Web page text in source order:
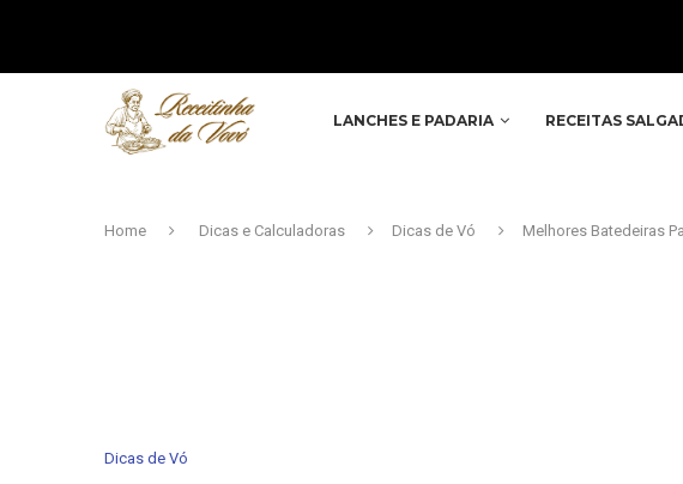
LANCHES E PADARIA RECEITAS
Home Dicas e Calculadoras Dicas de Vó Melhores Batedeiras
Dicas de Vó